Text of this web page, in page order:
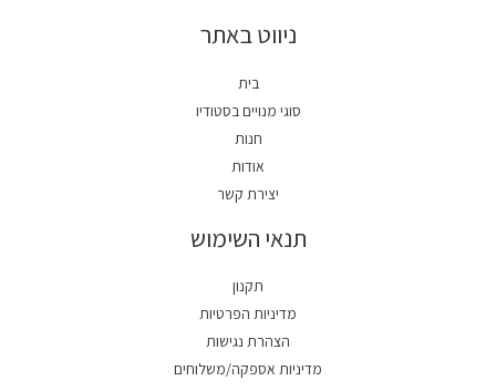
ניווט באתר
בית
סוגי מנויים בסטודיו
חנות
אודות
יצירת קשר
תנאי השימוש
תקנון
מדיניות הפרטיות
הצהרת נגישות
מדיניות אספקה/משלוחים